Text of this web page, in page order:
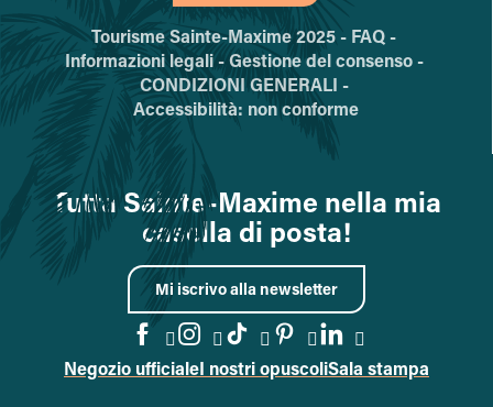
Tourisme Sainte-Maxime 2025 - FAQ -
Informazioni legali -Gestione del consenso -
CONDIZIONI GENERALI -
Accessibilità: non conforme
Tutta Sainte-Maxime nella mia
casella di posta!
Mi iscrivo alla newsletter
Vai alla pagina Facebook
Vai alla pagina Instagram
Vai alla pagina TikTok
Vai alla pagina
Accedi alla
Negozio ufficialeI nostri opuscoliSala stampa